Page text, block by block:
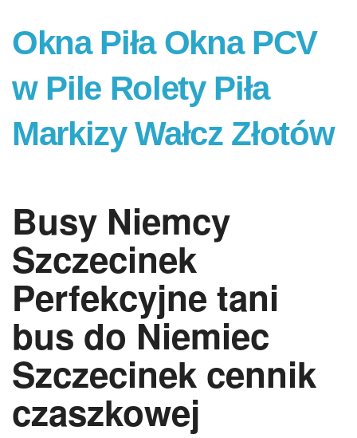
Okna Piła Okna PCV
w Pile Rolety Piła
Markizy Wałcz Złotów
Busy Niemcy
Szczecinek
Perfekcyjne tani
bus do Niemiec
Szczecinek cennik
czaszkowej